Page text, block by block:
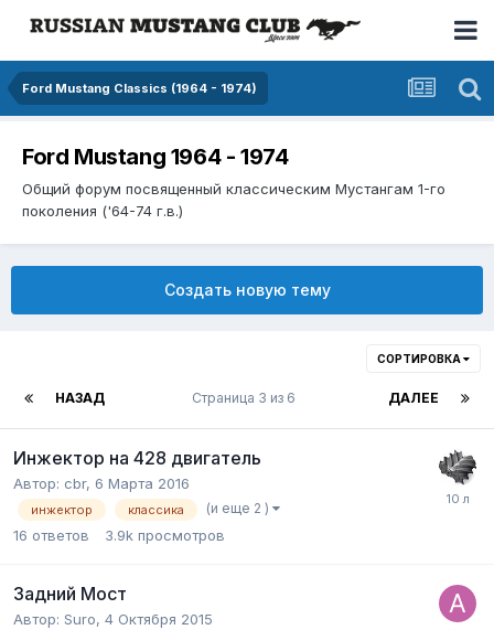
Ford Mustang Classics (1964 - 1974)
Ford Mustang 1964 - 1974
Общий форум посвященный классическим Мустангам 1-го
поколения ('64-74 г.в.)
Создать новую тему
СОРТИРОВКА
НАЗАД ДАЛЕЕ
Страница 3 из 6
Инжектор на 428 двигатель
Автор: cbr, 6 Марта 2016
инжектор классика (и еще 2 )
16 ответов 3.9k просмотров
Задний Мост
Автор: Suro, 4 Октября 2015